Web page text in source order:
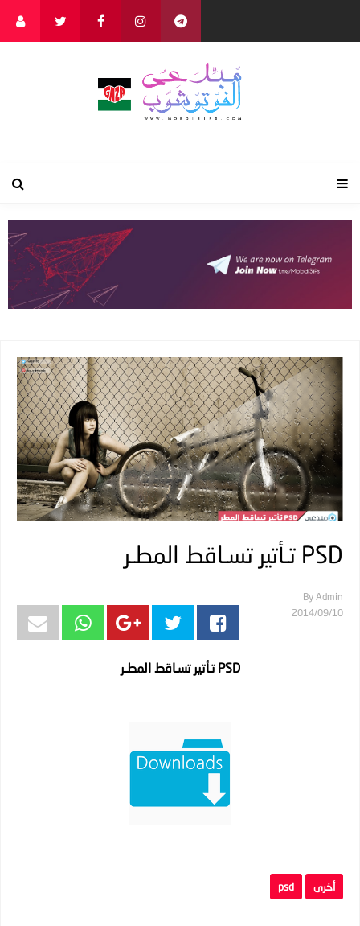
PSD تـأتير تسـاقط المطـر
By Admin
10‏/09‏/2014
PSD تـأتير تسـاقط المطـر
أخرى psd